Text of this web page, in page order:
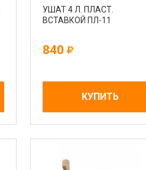
УШАТ 4 Л. ПЛАСТ.
ВСТАВКОЙ ПЛ-11
840
КУПИТЬ